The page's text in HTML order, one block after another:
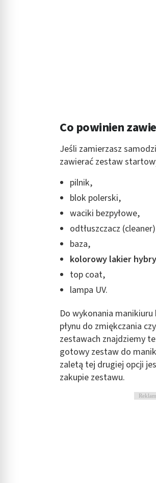
Co powinien
Jeśli zamierzasz
zawierać zestaw
pilnik,
blok polerski,
waciki bezpyłowe,
odtłuszczacz
baza,
kolorowy lakier
top coat,
lampa UV.
Do wykonania
płynu do zmiękczania
zestawach znajdziemy
gotowy zestaw do
zaletą tej drugiej opcji
zakupie zestawu.
Identyfikowanie urządzeń na
Cele przetwarzania inne niż IAB:
Wydajność (Performance)